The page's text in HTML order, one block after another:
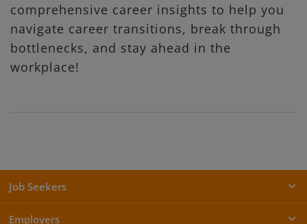
comprehensive career insights to help you
navigate career transitions, break through
bottlenecks, and stay ahead in the
workplace!
Job Seekers
Employers